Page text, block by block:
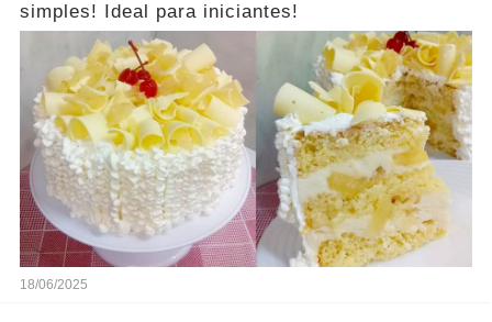
simples! Ideal para iniciantes!
18/06/2025